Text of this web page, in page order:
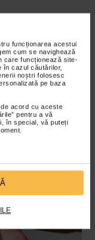
funcționarea acestui
cum se navighează
care funcționează site-
în cazul căutărilor,
noștri folosesc
pe baza
acord cu aceste
pentru a vă
în special, vă puteți
iritant, bogat in
refacerea pielii.
cu adevarat la
secretiei
incredibil de